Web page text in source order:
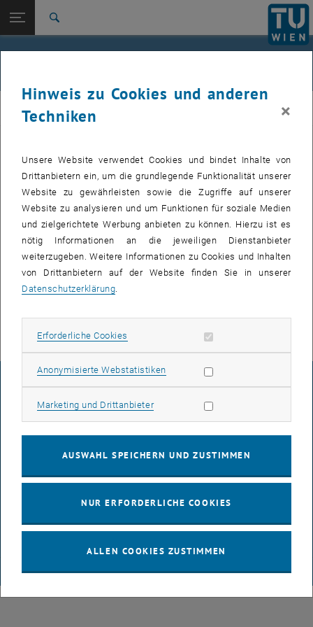
TU Login
Studium
International
Zur 1. Menü Ebene
femTUme
Zurück: Subseiten von femTUme auflisten
Zurück zur letzten Ebene:
femTUme
Jour fixe
femTUme
VERANSTALTUNGEN VOM 17. JULI 2026
Stammtisch 04.08.
04
AUG. 26
04 August 2026 bis
–
ANDERE tba, 1060 Wien
© TU Wien# 65814
IMPRESSUM
BARRIEREFREIHEITSERKLÄRUNG
DATENSCHUTZERKLÄRUNG (PDF)
COOKIEEINSTELLUNGEN
Hinweis zu Cookies und anderen
Techniken
×
Unsere Website verwendet Cookies und bindet Inhalte von
Drittanbietern ein, um die grundlegende Funktionalität unserer
Website zu gewährleisten sowie die Zugriffe auf unserer
Website zu analysieren und um Funktionen für soziale Medien
und zielgerichtete Werbung anbieten zu können. Hierzu ist es
nötig Informationen an die jeweiligen Dienstanbieter
weiterzugeben. Weitere Informationen zu Cookies und Inhalten
von Drittanbietern auf der Website finden Sie in unserer
Datenschutzerklärung.
Erforderliche Cookies Erforderliche Cookies zulassen
Anonymisierte WebstatistikenStatistik Cookies zulassen
Marketing und DrittanbieterMarketing Cookies zulassen
AUSWAHL SPEICHERN UND ZUSTIMMEN
NUR ERFORDERLICHE COOKIES
ALLEN COOKIES ZUSTIMMEN